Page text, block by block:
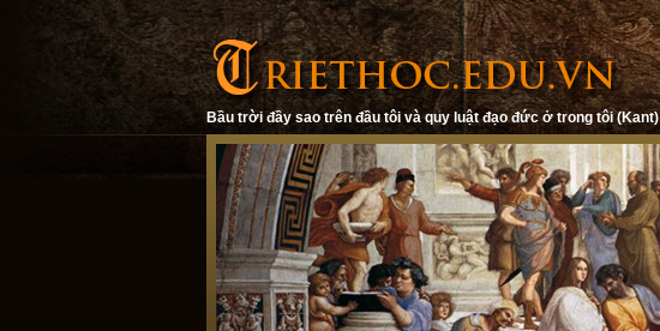
Bầu trời đầy sao trên đầu tôi và quy luật đạo đức ở trong tôi (Kant)